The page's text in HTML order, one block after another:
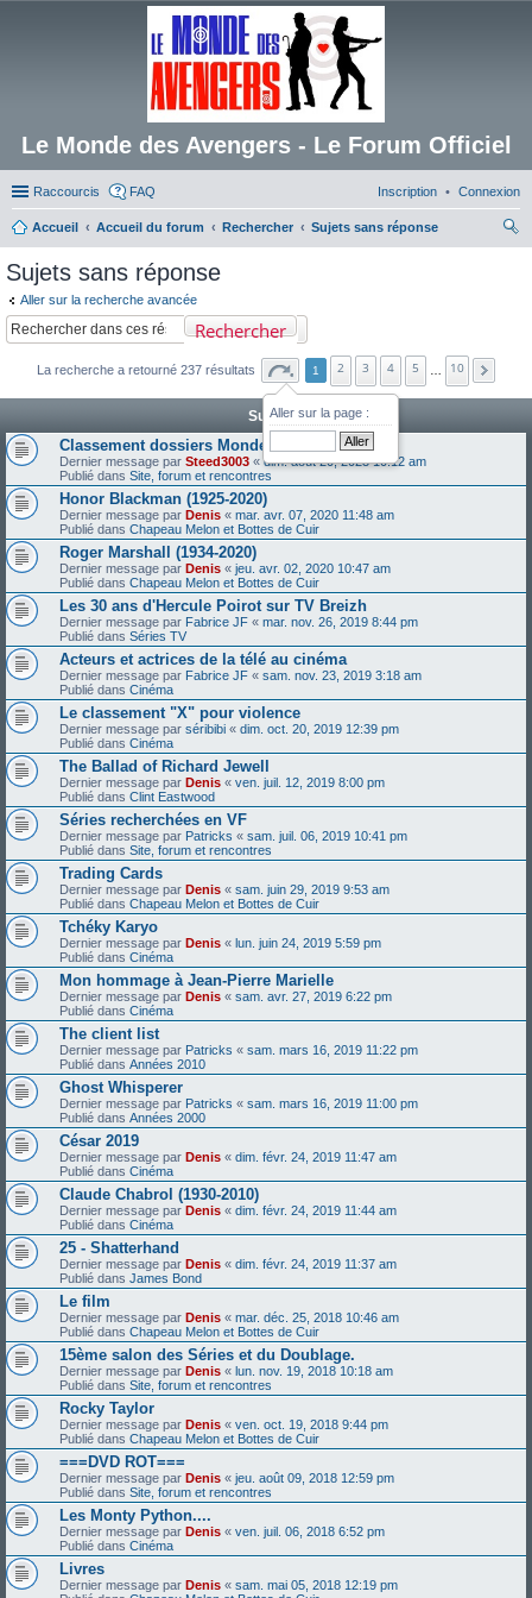
Le Monde des Avengers - Le Forum Officiel
Raccourcis FAQ Connexion
Inscription
Accueil Accueil du forum Rechercher
Sujets sans réponse
Sujets sans réponse
Aller sur la recherche avancée
Rechercher
La recherche a retourné 237 résultats
Aller sur la page :
1 2 3 4 5 10
Sujets
Classement dossiers Monde des Avengers
Dernier message par Steed3003 «dim. août 20, 2023 10:12 am
Publié dans Site, forum et rencontres
Honor Blackman (1925-2020)
Dernier message par Denis « mar. avr. 07, 2020 11:48 am
Publié dans Chapeau Melon et Bottes de Cuir
Roger Marshall (1934-2020)
Dernier message par Denis « jeu. avr. 02, 2020 10:47 am
Publié dans Chapeau Melon et Bottes de Cuir
Les 30 ans d'Hercule Poirot sur TV Breizh
Dernier message par Fabrice JF « mar. nov. 26, 2019 8:44 pm
Publié dans Séries TV
Acteurs et actrices de la télé au cinéma
Dernier message par Fabrice JF « sam. nov. 23, 2019 3:18 am
Publié dans Cinéma
Le classement "X" pour violence
Dernier message par séribibi « dim. oct. 20, 2019 12:39 pm
Publié dans Cinéma
The Ballad of Richard Jewell
Dernier message par Denis « ven. juil. 12, 2019 8:00 pm
Publié dans Clint Eastwood
Séries recherchées en VF
Dernier message par Patricks « sam. juil. 06, 2019 10:41 pm
Publié dans Site, forum et rencontres
Trading Cards
Dernier message par Denis « sam. juin 29, 2019 9:53 am
Publié dans Chapeau Melon et Bottes de Cuir
Tchéky Karyo
Dernier message par Denis « lun. juin 24, 2019 5:59 pm
Publié dans Cinéma
Mon hommage à Jean-Pierre Marielle
Dernier message par Denis « sam. avr. 27, 2019 6:22 pm
Publié dans Cinéma
The client list
Dernier message par Patricks « sam. mars 16, 2019 11:22 pm
Publié dans Années 2010
Ghost Whisperer
Dernier message par Patricks « sam. mars 16, 2019 11:00 pm
Publié dans Années 2000
César 2019
Dernier message par Denis « dim. févr. 24, 2019 11:47 am
Publié dans Cinéma
Claude Chabrol (1930-2010)
Dernier message par Denis « dim. févr. 24, 2019 11:44 am
Publié dans Cinéma
25 - Shatterhand
Dernier message par Denis « dim. févr. 24, 2019 11:37 am
Publié dans James Bond
Le film
Dernier message par Denis « mar. déc. 25, 2018 10:46 am
Publié dans Chapeau Melon et Bottes de Cuir
15ème salon des Séries et du Doublage.
Dernier message par Denis « lun. nov. 19, 2018 10:18 am
Publié dans Site, forum et rencontres
Rocky Taylor
Dernier message par Denis « ven. oct. 19, 2018 9:44 pm
Publié dans Chapeau Melon et Bottes de Cuir
===DVD ROT===
Dernier message par Denis « jeu. août 09, 2018 12:59 pm
Publié dans Site, forum et rencontres
Les Monty Python....
Dernier message par Denis « ven. juil. 06, 2018 6:52 pm
Publié dans Cinéma
Livres
Dernier message par Denis « sam. mai 05, 2018 12:19 pm